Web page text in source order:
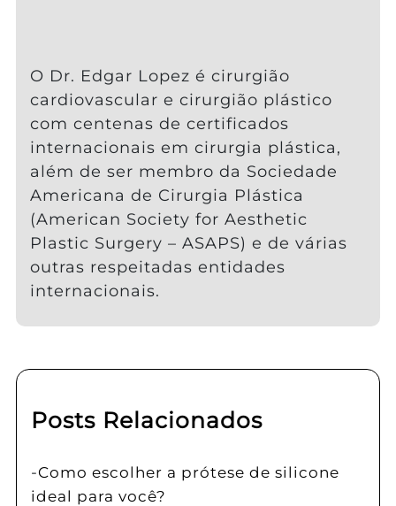
O Dr. Edgar Lopez é cirurgião
cardiovascular e cirurgião plástico
com centenas de certificados
internacionais em cirurgia plástica,
além de ser membro da Sociedade
Americana de Cirurgia Plástica
(American Society for Aesthetic
Plastic Surgery – ASAPS) e de várias
outras respeitadas entidades
internacionais.
Posts Relacionados
Como escolher a prótese de silicone
ideal para você?